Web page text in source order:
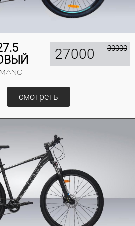
27000 30000
смотреть